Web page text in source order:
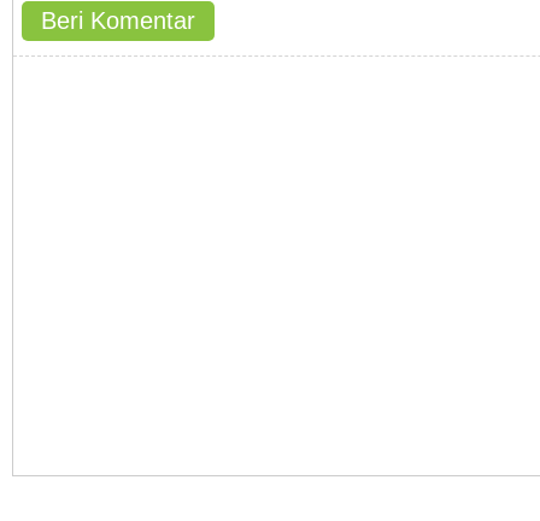
Beri Komentar